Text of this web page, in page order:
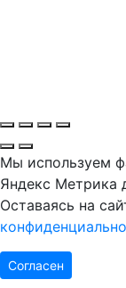
Мы используем
Яндекс Метрика
Оставаясь на
Согласен